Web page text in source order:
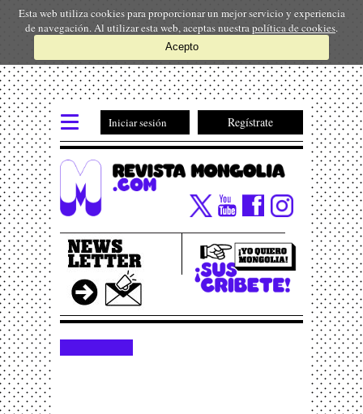
Esta web utiliza cookies para proporcionar un mejor servicio y experiencia
de navegación. Al utilizar esta web, aceptas nuestra política de cookies.
Acepto
Iniciar sesión Regístrate